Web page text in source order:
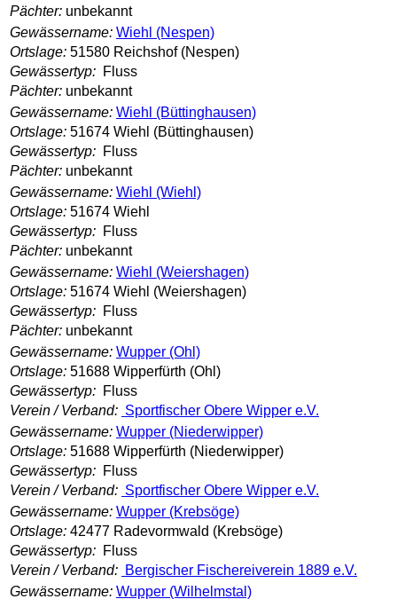
Pächter: unbekannt
Gewässername: Wiehl (Nespen)
Ortslage: 51580 Reichshof (Nespen)
Gewässertyp: Fluss
Pächter: unbekannt
Gewässername: Wiehl (Büttinghausen)
Ortslage: 51674 Wiehl (Büttinghausen)
Gewässertyp: Fluss
Pächter: unbekannt
Gewässername: Wiehl (Wiehl)
Ortslage: 51674 Wiehl
Gewässertyp: Fluss
Pächter: unbekannt
Gewässername: Wiehl (Weiershagen)
Ortslage: 51674 Wiehl (Weiershagen)
Gewässertyp: Fluss
Pächter: unbekannt
Gewässername: Wupper (Ohl)
Ortslage: 51688 Wipperfürth (Ohl)
Gewässertyp: Fluss
Verein / Verband: Sportfischer Obere Wipper e.V.
Gewässername: Wupper (Niederwipper)
Ortslage: 51688 Wipperfürth (Niederwipper)
Gewässertyp: Fluss
Verein / Verband: Sportfischer Obere Wipper e.V.
Gewässername: Wupper (Krebsöge)
Ortslage: 42477 Radevormwald (Krebsöge)
Gewässertyp: Fluss
Verein / Verband: Bergischer Fischereiverein 1889 e.V.
Gewässername: Wupper (Wilhelmstal)